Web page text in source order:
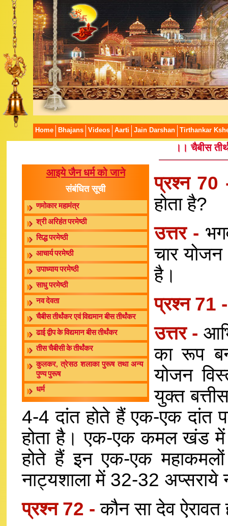
Home Bhajans Videos Aarti Jain Darshan Tirthankar
।। चैबीस
आइये जैन धर्म को जाने
संबंधित सूची
णमोकार महामंत्र
श्री अरिहंत परमेष्ठी
सिद्ध परमेष्ठी
आचार्य परमेष्ठी
उपाध्याय परमेष्ठी
साधु परमेष्ठी
नव देवता
चैबीस तीर्थंकर एवं विद्यमान बीस तीर्थंकर
ढाई द्वीप के विद्यमान बीस तीर्थंकर
तीस चैबीसी के तीर्थंकर
कुलकर, त्रेसठ शलाका पुरूष तथा अन्य
पुण्य पुरूष
धर्म
प्रश्न
होता है?
उत्तर -
चार
है।
प्रश्न 71
उत्तर -
का रूप
योजन
युक्त
4-4 दांत होते हैं एक-एक दांत
होता है। एक-एक कमल खंड में
होते हैं इन एक-एक
नाट्यशाला में 32-32 अप्सराये
प्रश्न 72 -कौन सा देव ऐरावत